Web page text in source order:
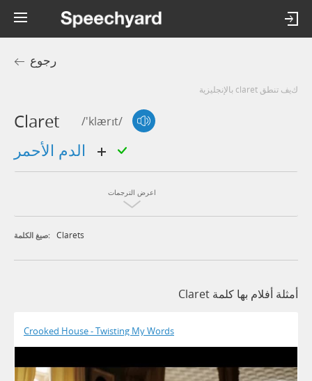
رجوع
كيف تنطق claret بالإنجليزية
Claret /'klærɪt/
اعرض الترجمات
صيغ الكلمة: Clarets
أمثلة أفلام بها كلمة Claret
Crooked House - Twisting My Words